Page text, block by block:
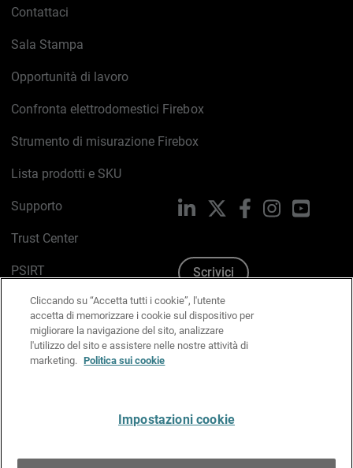
Contattaci
Sala Stampa
Opportunità di lavoro
Confronta elettrodomestici Firebox
Strumento di misurazione Firebox
Lista prodotti e SKU
Supporto
Trust Center
PSIRT
Politica sui cookie
Informativa sulla privacy
Kit Media & Brand
LinkedIn FacebookInstagram
Scrivici
Cliccando su “Accetta tutti i cookie”, l'utente
accetta di memorizzare i cookie sul dispositivo per
migliorare la navigazione del sito, analizzare
l'utilizzo del sito e assistere nelle nostre attività di
marketing. Politica sui cookie
Impostazioni cookie